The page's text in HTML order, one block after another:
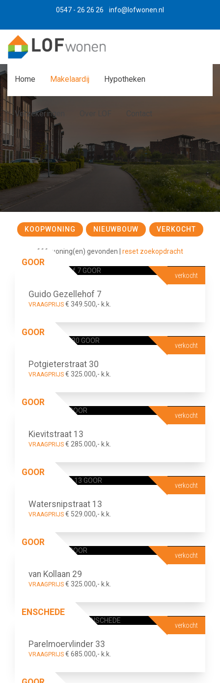
0547 - 26 26 26 info@lofwonen.nl
Home Makelaardij Hypotheken
Verzekeringen Contact
Koop Huur
KOOPWONING NIEUWBOUW VERKOCHT
111 woning(en) gevonden | reset zoekopdracht
verkocht
GOOR
Guido Gezellehof 7
VRAAGPRIJS € 349.500,- k.k.
verkocht
GOOR
Potgieterstraat 30
VRAAGPRIJS € 325.000,- k.k.
verkocht
GOOR
Kievitstraat 13
VRAAGPRIJS € 285.000,- k.k.
verkocht
GOOR
Watersnipstraat 13
VRAAGPRIJS € 529.000,- k.k.
verkocht
GOOR
van Kollaan 29
VRAAGPRIJS € 325.000,- k.k.
verkocht
ENSCHEDE
Parelmoervlinder 33
VRAAGPRIJS € 685.000,- k.k.